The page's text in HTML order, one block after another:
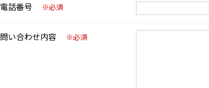
電話番号 ※必須
問い合わせ内容 ※必須